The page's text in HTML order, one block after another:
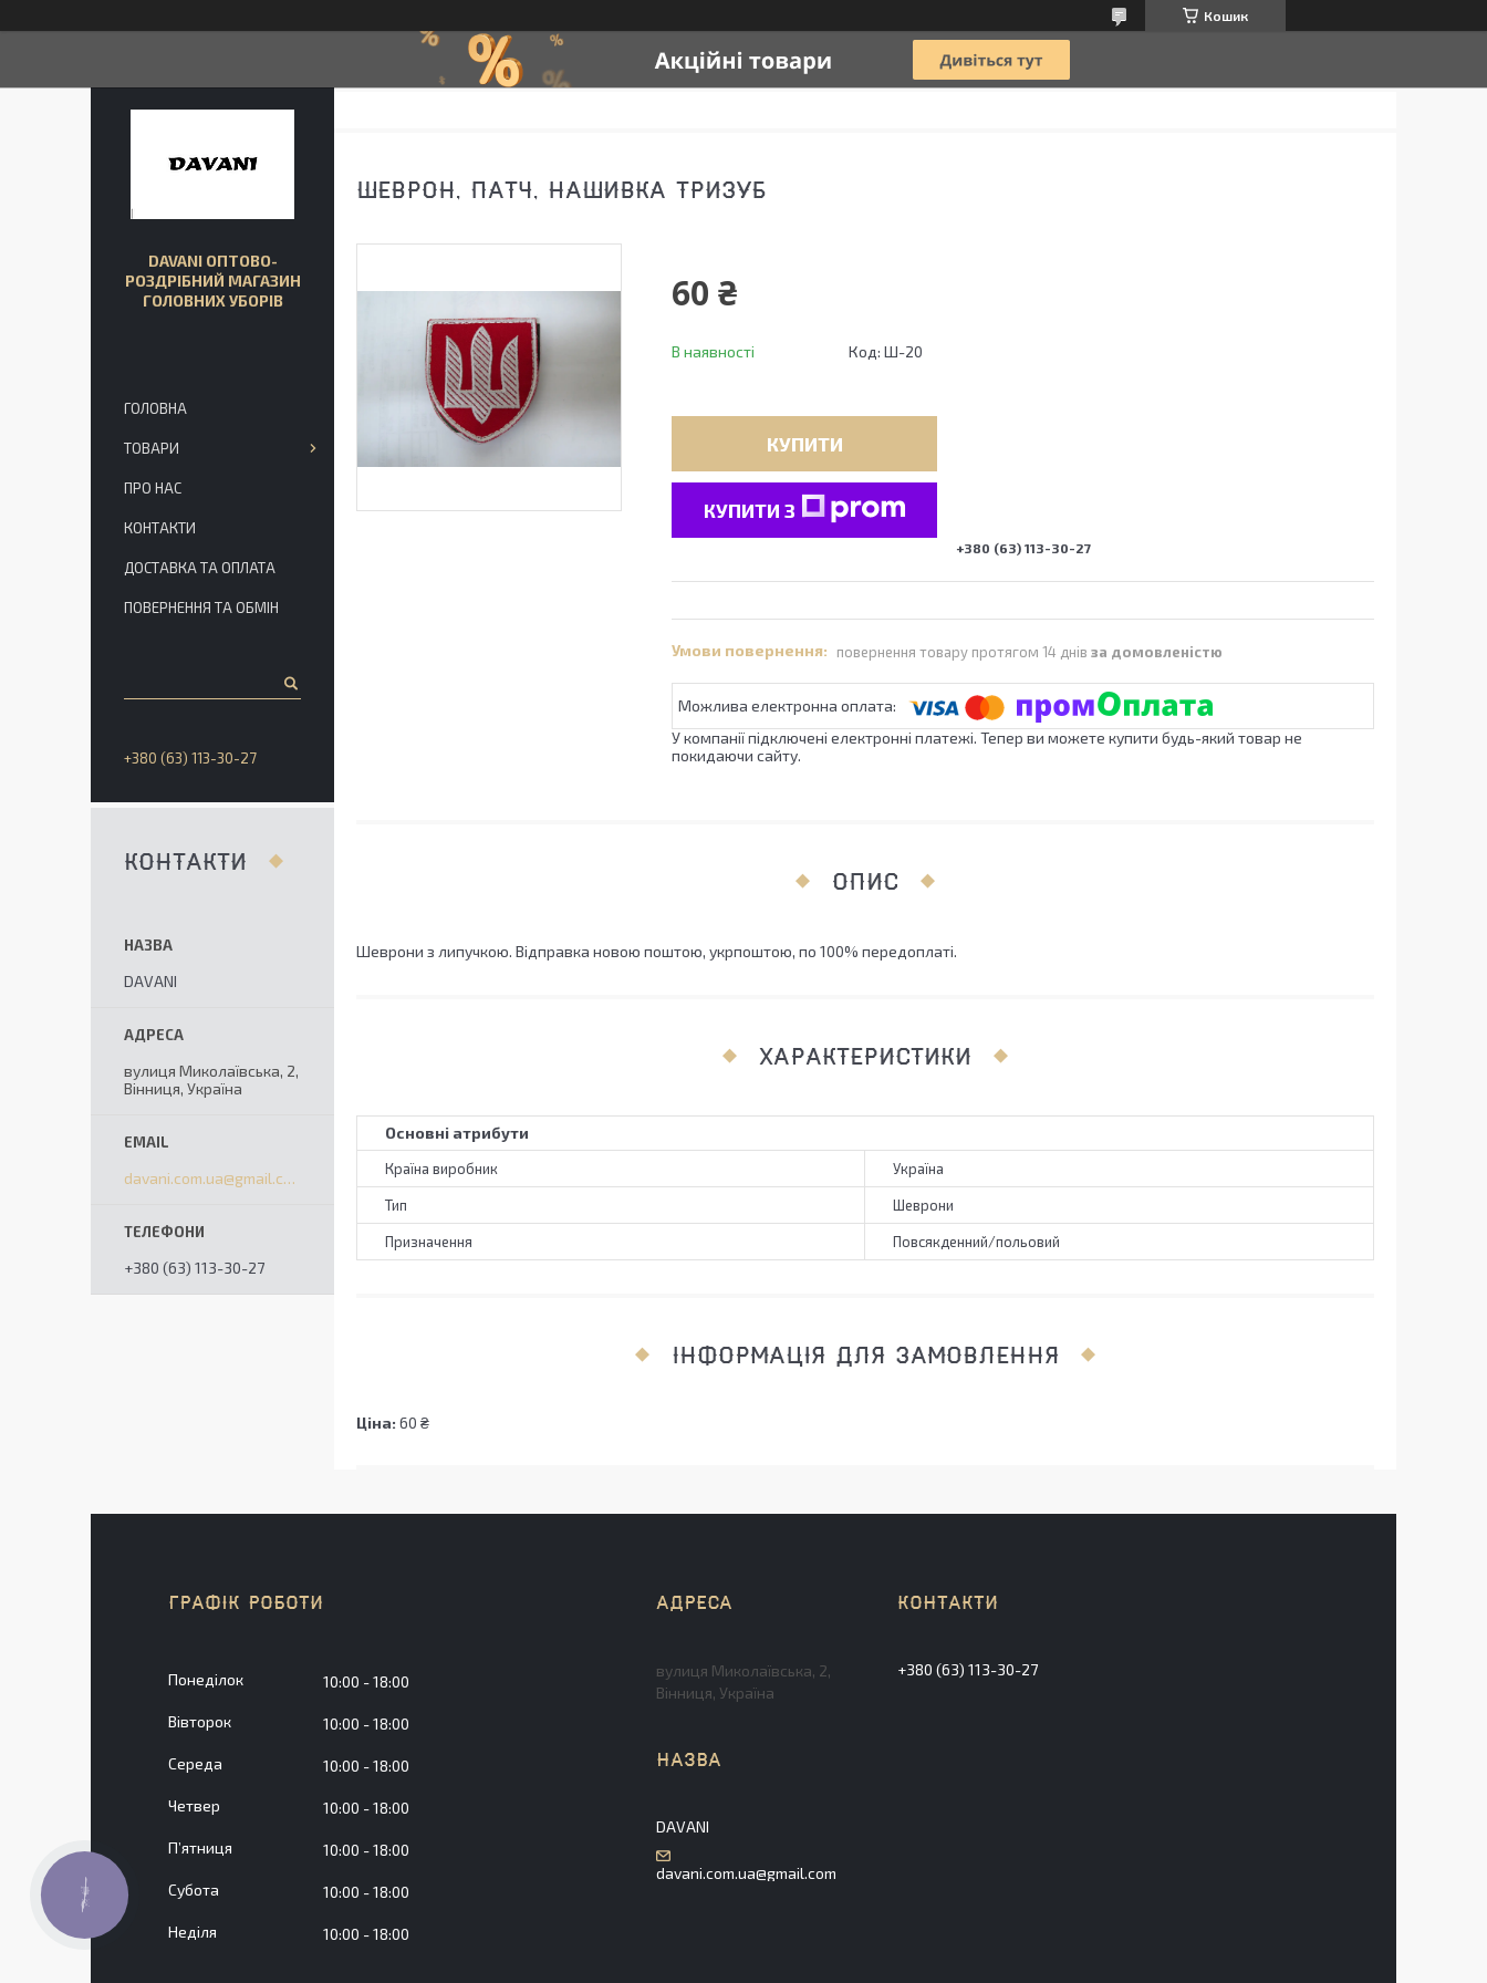
Кошик
ШЕВРОН, ПАТЧ, НАШИВКА ТРИЗУБ
60 ₴
В наявності Код: Ш-20
КУПИТИ
КУПИТИ З
+380 (63) 113-30-27
повернення товару протягом 14 днів за домовленістю
У компанії підключені електронні платежі. Тепер ви можете купити будь-який товар не
покидаючи сайту.
ОПИС
Шеврони з липучкою. Відправка новою поштою, укрпоштою, по 100% передоплаті.
ХАРАКТЕРИСТИКИ
Основні атрибути
Країна виробник Україна
Тип Шеврони
Призначення Повсякденний/польовий
ІНФОРМАЦІЯ ДЛЯ ЗАМОВЛЕННЯ
Ціна: 60 ₴
DAVANI ОПТОВО-
РОЗДРІБНИЙ МАГАЗИН
ГОЛОВНИХ УБОРІВ
ГОЛОВНА
ТОВАРИ
ПРО НАС
КОНТАКТИ
ДОСТАВКА ТА ОПЛАТА
ПОВЕРНЕННЯ ТА ОБМІН
+380 (63) 113-30-27
КОНТАКТИ
DAVANI
вулиця Миколаївська, 2,
Вінниця, Україна
davani.com.ua@gmail.com
+380 (63) 113-30-27
ГРАФІК РОБОТИ
Понеділок 10:00 18:00
Вівторок 10:00 18:00
Середа 10:00 18:00
Четвер 10:00 18:00
Пʼятниця 10:00 18:00
Субота 10:00 18:00
Неділя 10:00 18:00
вулиця Миколаївська, 2,
Вінниця, Україна
DAVANI
davani.com.ua@gmail.com
+380 (63) 113-30-27
КНОПКА
ЗВ'ЯЗКУ